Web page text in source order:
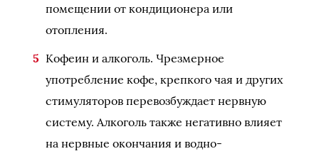
помещении от кондиционера или
отопления.
Кофеин и алкоголь. Чрезмерное
употребление кофе, крепкого чая и других
стимуляторов перевозбуждает нервную
систему. Алкоголь также негативно влияет
на нервные окончания и водно-